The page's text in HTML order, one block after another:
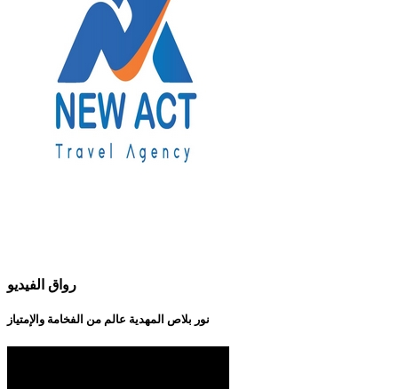
رواق الفيديو
نور بلاص المهدية عالم من الفخامة والإمتياز